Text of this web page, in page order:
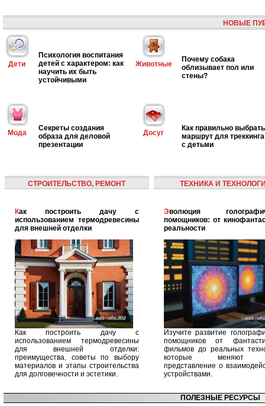
НОВЫЕ
Дети
Психология воспитания
детей с характером: как
научить их быть
устойчивыми
Животные
Почему собака
облизывает пол или
стены?
Мода
Секреты создания
образа для деловой
презентации
Досуг
Как правильно выбрать
маршрут для треккинга
с детьми
СТРОИТЕЛЬСТВО, РЕМОНТ
Как построить дачу с
использованием термодревесины
для внешней отделки
Как построить дачу с
использованием термодревесины
для внешней отделки:
преимущества, советы по выбору
материалов и этапы строительства
для долговечности и эстетики.
ТЕХНИКА И
Эволюция голографических
помощников: от
реальности
Изучите развитие
помощников от
фильмов до реальных
которые меняют
представление о
устройствами.
ПОЛЕЗНЫЕ РЕСУРСЫ